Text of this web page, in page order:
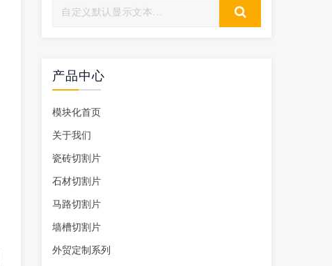
产品中心
模块化首页
关于我们
瓷砖切割片
石材切割片
马路切割片
墙槽切割片
外贸定制系列